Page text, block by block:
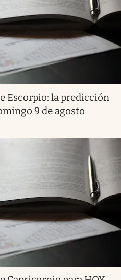
Escorpio: la predicción
9 de agosto